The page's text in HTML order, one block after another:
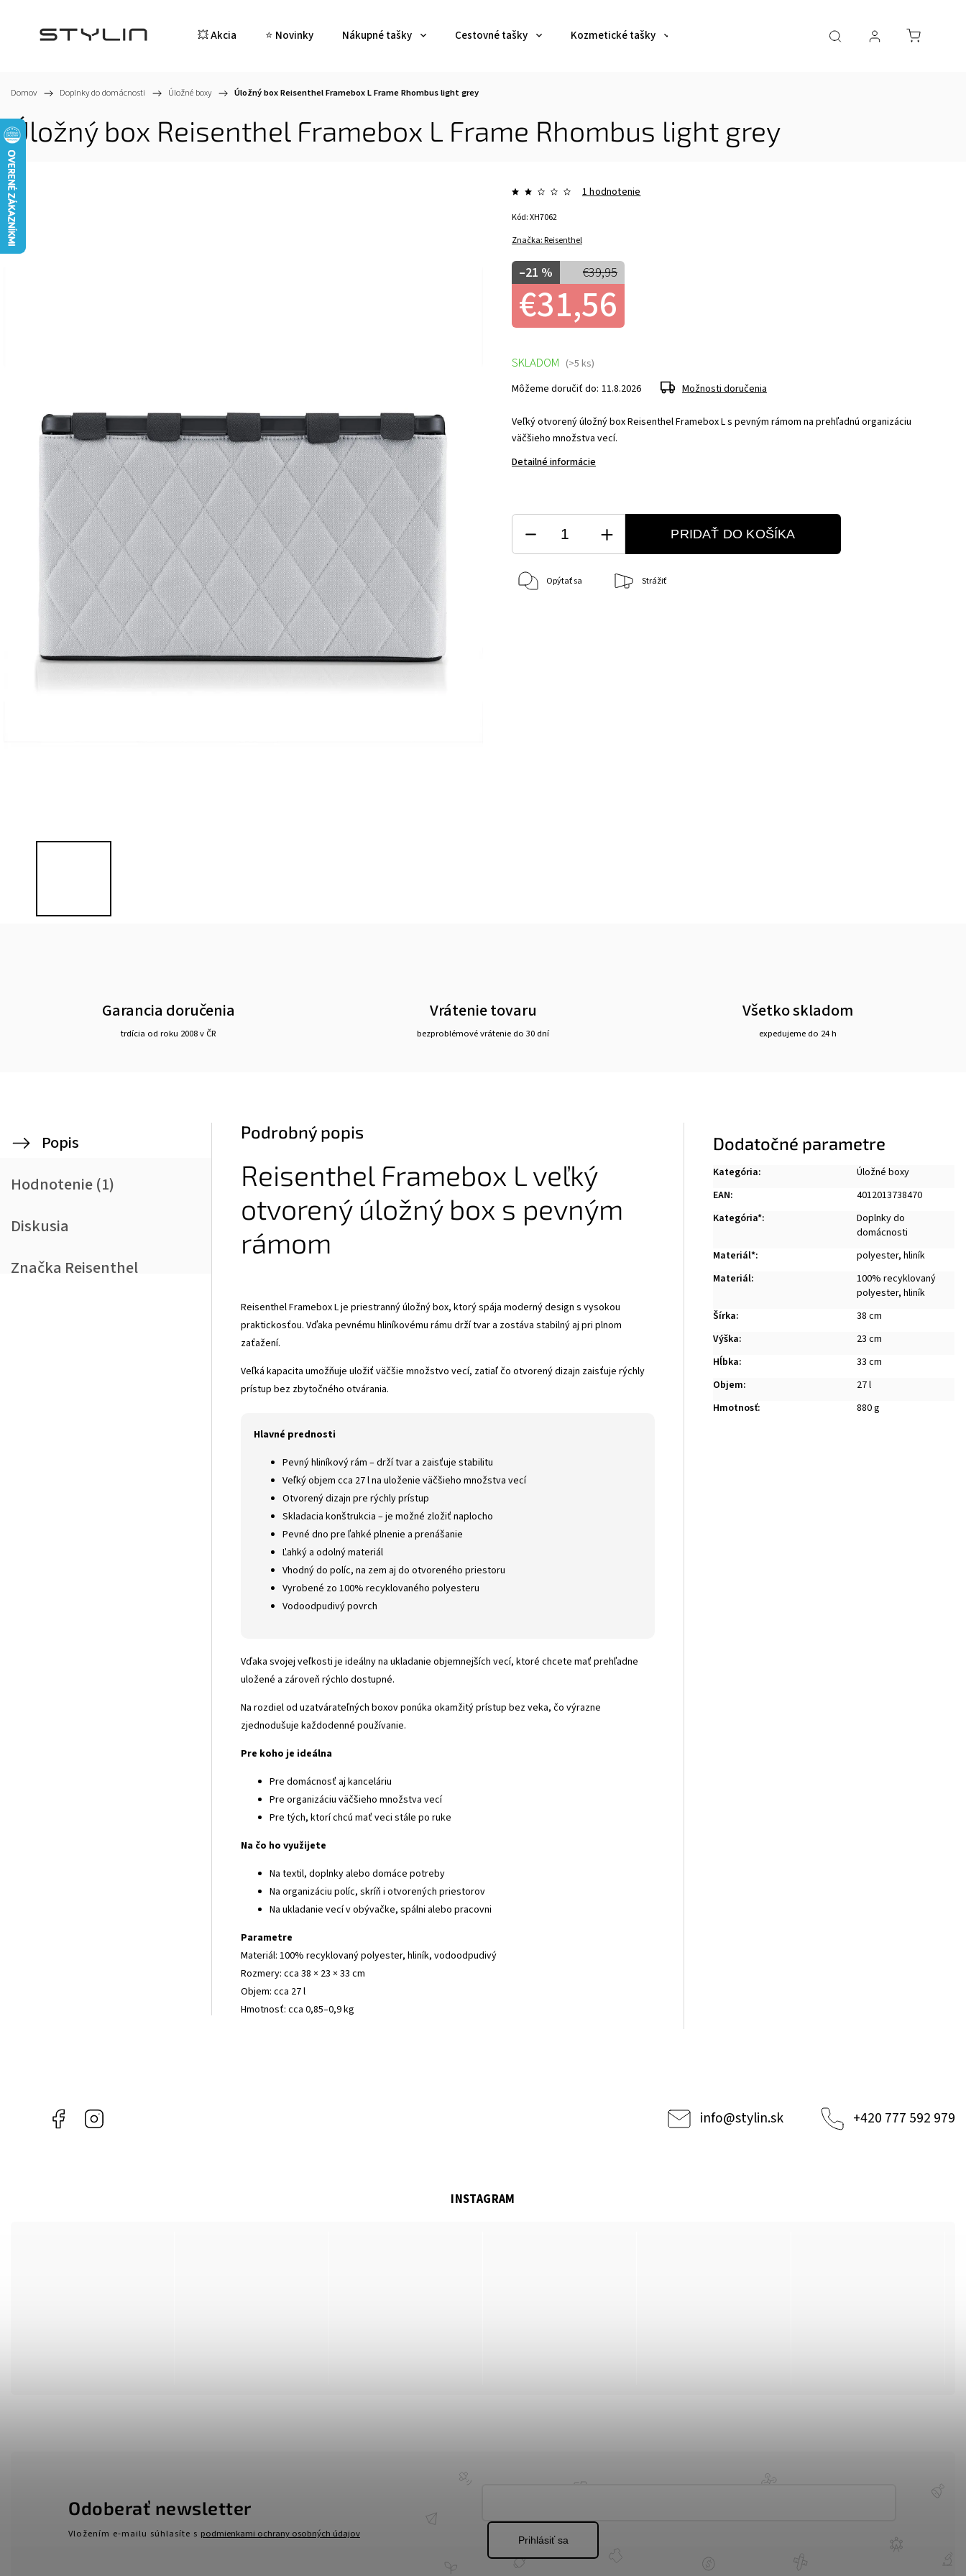
💥 Akcia ⭐ Novinky Nákupné tašky Cestovné tašky Kozmetické tašky Dáždniky a poncha Pre deti
Domov / Doplnky do domácnosti / Úložné boxy / Úložný box Reisenthel Framebox L Frame Rhombus light grey
Úložný box Reisenthel Framebox L Frame Rhombus light grey
Značka:Reisenthel
1 hodnotenie
€39,95
–21 %
€31,56
Kód:XH7062
Veľký otvorený úložný box Reisenthel Framebox L s pevným rámom na prehľadnú organizáciu
väčšieho množstva vecí.
Detailné informácie
SKLADOM (>5 ks)
Môžeme doručiť do: 11.8.2026 Možnosti doručenia
PRIDAŤ DO KOŠÍKA
Opýtať sa Strážiť
Garancia doručenia
trdícia od roku 2008 v ČR
Vrátenie tovaru
bezproblémové vrátenie do 30 dní
Všetko skladom
expedujeme do 24 h
Popis
Hodnotenie (1)
Diskusia
Značka Reisenthel
Podrobný popis
Reisenthel Framebox L veľký
otvorený úložný box s pevným
rámom
Reisenthel Framebox L je priestranný úložný box, ktorý spája moderný design s vysokou
praktickosťou. Vďaka pevnému hliníkovému rámu drží tvar a zostáva stabilný aj pri plnom
zaťažení.
Veľká kapacita umožňuje uložiť väčšie množstvo vecí, zatiaľ čo otvorený dizajn zaisťuje rýchly
prístup bez zbytočného otvárania.
Hlavné prednosti
Pevný hliníkový rám – drží tvar a zaisťuje stabilitu
Veľký objem cca 27 l na uloženie väčšieho množstva vecí
Otvorený dizajn pre rýchly prístup
Skladacia konštrukcia – je možné zložiť naplocho
Pevné dno pre ľahké plnenie a prenášanie
Ľahký a odolný materiál
Vhodný do políc, na zem aj do otvoreného priestoru
Vyrobené zo 100% recyklovaného polyesteru
Vodoodpudivý povrch
Vďaka svojej veľkosti je ideálny na ukladanie objemnejších vecí, ktoré chcete mať prehľadne
uložené a zároveň rýchlo dostupné.
Na rozdiel od uzatvárateľných boxov ponúka okamžitý prístup bez veka, čo výrazne
zjednodušuje každodenné používanie.
Pre koho je ideálna
Pre domácnosť aj kanceláriu
Pre organizáciu väčšieho množstva vecí
Pre tých, ktorí chcú mať veci stále po ruke
Na čo ho využijete
Na textil, doplnky alebo domáce potreby
Na organizáciu políc, skríň i otvorených priestorov
Na ukladanie vecí v obývačke, spálni alebo pracovni
Parametre
Materiál: 100% recyklovaný polyester, hliník, vodoodpudivý
Rozmery: cca 38 × 23 × 33 cm
Objem: cca 27 l
Hmotnosť: cca 0,85–0,9 kg
Dodatočné parametre
Kategória:
Úložné boxy
EAN:
4012013738470
Kategória*:
Doplnky do
domácnosti
Materiál*: polyester,hliník
Materiál:
100% recyklovaný
polyester, hliník
Šírka:
38 cm
Výška:
23 cm
Hĺbka:
33 cm
Objem:
27 l
Hmotnosť: 880 g
Facebook info@stylin.sk +420 777 592 979
INSTAGRAM
Odoberať newsletter
Vložením e-mailu súhlasíte s podmienkami ochrany osobných údajov
Prihlásiť sa